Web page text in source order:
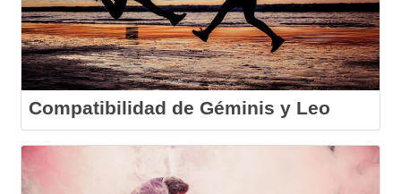
Compatibilidad de Géminis y Leo